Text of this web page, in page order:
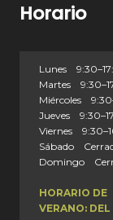
Horario
Lunes
Martes
Miércoles
Jueves
Viernes
Sábado
Domingo
HORARIO DE
VERANO: